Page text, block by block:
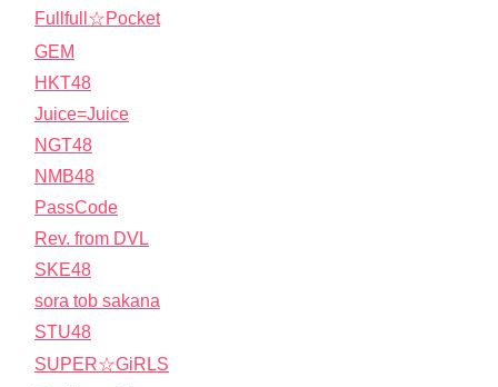
Fullfull☆Pocket
GEM
HKT48
Juice=Juice
NGT48
NMB48
PassCode
Rev. from DVL
SKE48
sora tob sakana
STU48
SUPER☆GiRLS